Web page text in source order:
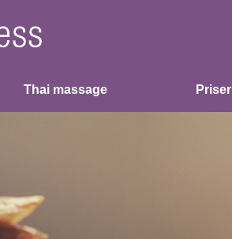
Thai massage Priser